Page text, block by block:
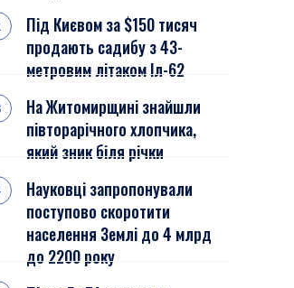
Під Києвом за $150 тисяч
продають садибу з 43-
метровим літаком Іл-62
На Житомирщині знайшли
півторарічного хлопчика,
який зник біля річки
Науковці запропонували
поступово скоротити
населення Землі до 4 млрд
до 2200 року